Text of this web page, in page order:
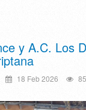
y A.C. Los
18 Feb 2026